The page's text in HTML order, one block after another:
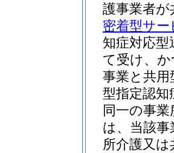
護事業者が
密着型サ
知症対応
て受け、
事業と共用
型指定認知
同一の事
は、当該
所介護又